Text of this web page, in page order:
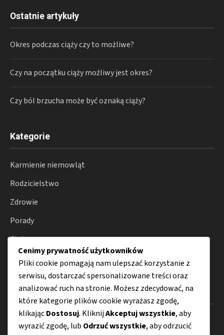
Ostatnie artykuły
Okres podczas ciąży czy to możliwe?
Czy na początku ciąży możliwy jest okres?
Czy ból brzucha może być oznaką ciąży?
Kategorie
Karmienie niemowląt
Rodzicielstwo
Zdrowie
Porady
Ciąża
Poród
Menu
Cenimy prywatność użytkowników
Pliki cookie pomagają nam ulepszać korzystanie z
serwisu, dostarczać spersonalizowane treści oraz
analizować ruch na stronie. Możesz zdecydować, na
które kategorie plików cookie wyrażasz zgodę,
klikającDostosuj. KliknijAkceptuj wszystkie, aby
wyrazić zgodę, lub Odrzuć wszystkie, aby odrzucić